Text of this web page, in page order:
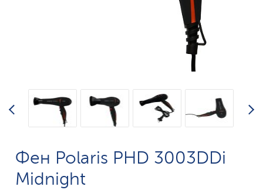
Фен Polaris PHD 3003DDi
Midnight